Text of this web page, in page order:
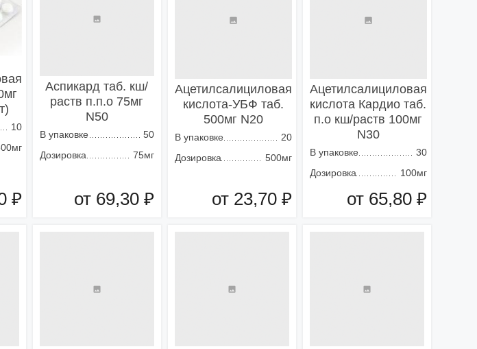
10
₽
Аспикард таб. кш/
раств п.п.о 75мг
N50
В упаковке
50
Дозировка
75мг
от 69,30 ₽
Ацетилсалициловая
кислота-УБФ таб.
500мг N20
В упаковке
20
Дозировка
500мг
от 23,70 ₽
Ацетилсалициловая
кислота Кардио таб.
п.о кш/раств 100мг
N30
В упаковке
30
Дозировка
100мг
от 65,80 ₽